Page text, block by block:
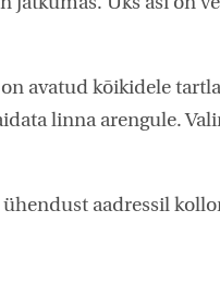
avatud kõikidele
linna arengule.
aadressil